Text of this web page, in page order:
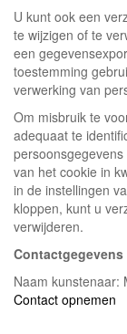
U kunt ook een
te wijzigen of te
een
toestemming
verwerking van
Om misbruik te
adequaat te
van het cookie in
in de instellingen
kloppen, kunt u
verwijderen.
Contactgegevens
Naam kunstenaar:
Contact opnemen